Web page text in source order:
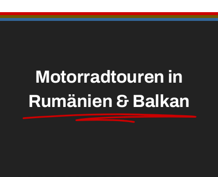
Motorradtouren in
Rumänien & Balkan